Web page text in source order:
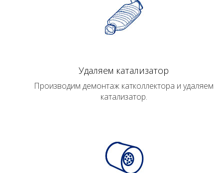
Удаляем катализатор
Производим демонтаж катколлектора и удаляем
катализатор.